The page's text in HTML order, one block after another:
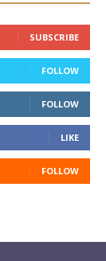
SUBSCRIBE
FOLLOW
FOLLOW
LIKE
FOLLOW